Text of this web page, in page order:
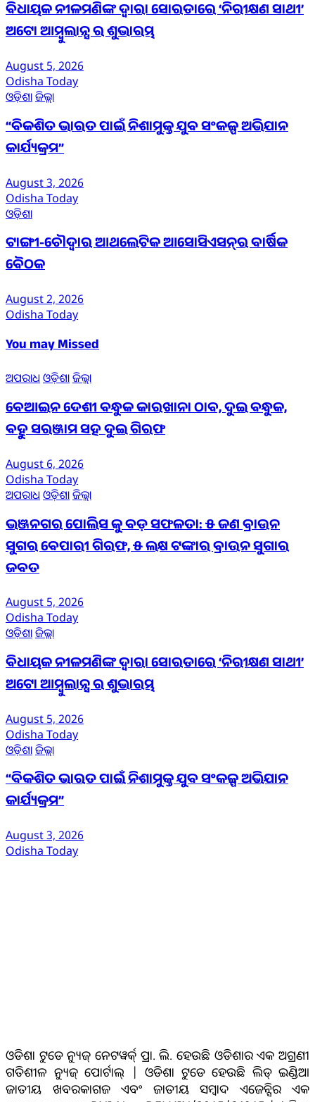
ବିଧାୟକ ନୀଳମଣିଙ୍କ ଦ୍ବାରା ସୋରଡାରେ ‘ନିରୀକ୍ଷଣ ସାଥୀ’
ଅଟୋ ଆମ୍ବୁଲାନ୍ସ ର ଶୁଭାରମ୍ଭ
August 5, 2026
Odisha Today
ଓଡ଼ିଶାଜିଲ୍ଲା
“ବିକଶିତ ଭାରତ ପାଇଁ ନିଶାମୁକ୍ତ ଯୁବ ସଂକଳ୍ପ ଅଭିଯାନ
କାର୍ଯ୍ୟକ୍ରମ”
August 3, 2026
Odisha Today
ଓଡ଼ିଶା
ଟାଙ୍ଗୀ-ଚୌଦ୍ୱାର ଆଥଲେଟିକ ଆସୋସିଏସନ୍‌ର ବାର୍ଷିକ
ବୈଠକ
August 2, 2026
Odisha Today
You may Missed
ଅପରାଧ ଓଡ଼ିଶାଜିଲ୍ଲା
ବେଆଇନ ଦେଶୀ ବନ୍ଧୁକ କାରଖାନା ଠାବ, ଦୁଇ ବନ୍ଧୁକ,
ବହୁ ସରଞ୍ଜାମ ସହ ଦୁଇ ଗିରଫ
August 6, 2026
Odisha Today
ଅପରାଧ ଓଡ଼ିଶାଜିଲ୍ଲା
ଭଞ୍ଜନଗର ପୋଲିସ କୁ ବଡ଼ ସଫଳତା: ୫ ଜଣ ବ୍ରାଉନ
ସୁଗର ବେପାରୀ ଗିରଫ, ୫ ଲକ୍ଷ ଟଙ୍କାର ବ୍ରାଉନ ସୁଗାର
ଜବତ
August 5, 2026
Odisha Today
ଓଡ଼ିଶାଜିଲ୍ଲା
ବିଧାୟକ ନୀଳମଣିଙ୍କ ଦ୍ବାରା ସୋରଡାରେ ‘ନିରୀକ୍ଷଣ ସାଥୀ’
ଅଟୋ ଆମ୍ବୁଲାନ୍ସ ର ଶୁଭାରମ୍ଭ
August 5, 2026
Odisha Today
ଓଡ଼ିଶାଜିଲ୍ଲା
“ବିକଶିତ ଭାରତ ପାଇଁ ନିଶାମୁକ୍ତ ଯୁବ ସଂକଳ୍ପ ଅଭିଯାନ
କାର୍ଯ୍ୟକ୍ରମ”
August 3, 2026
Odisha Today
ଓଡିଶା ଟୁଡେ ନ୍ୟୁଜ୍ ନେଟୱର୍କ୍ ପ୍ରା. ଲି. ହେଉଛି ଓଡିଶାର ଏକ ଅଗ୍ରଣୀ
ଗତିଶୀଳ ନ୍ୟୁଜ୍ ପୋର୍ଟାଲ୍ | ଓଡିଶା ଟୁଡେ ହେଉଛି ଲିଡ୍ ଇଣ୍ଡିଆ
ଜାତୀୟ ଖବରକାଗଜ ଏବଂ ଜାତୀୟ ସମ୍ବାଦ ଏଜେନ୍ସିର ଏକ